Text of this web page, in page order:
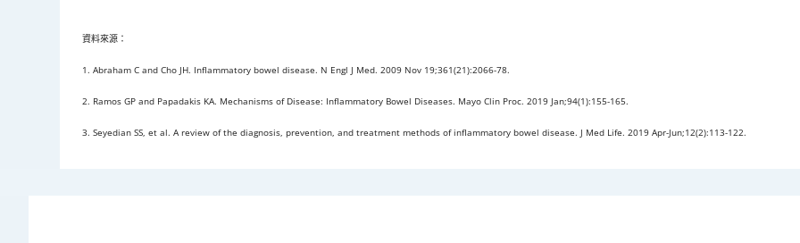
資料來源：
1. Abraham C and Cho JH. Inflammatory bowel disease. N Engl J Med. 2009 Nov 19;361(21):2066-78.
2. Ramos GP and Papadakis KA. Mechanisms of Disease: Inflammatory Bowel Diseases. Mayo Clin Proc. 2019 Jan;94(1):155-165.
3. Seyedian SS, et al. A review of the diagnosis, prevention, and treatment methods of inflammatory bowel disease. J Med Life. 2019 Apr-Jun;12(2):113-122.